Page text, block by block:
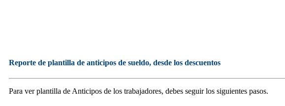
Reporte de plantilla de anticipos de sueldo, desde los descuentos
Para ver plantilla de Anticipos de los trabajadores, debes seguir los siguientes pasos.